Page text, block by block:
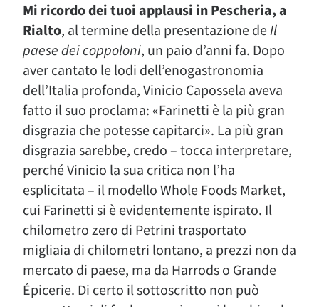
Mi ricordo dei tuoi applausi in Pescheria, a
Rialto, al termine della presentazione deIl
paese dei coppoloni, un paio d’anni fa. Dopo
aver cantato le lodi dell’enogastronomia
dell’Italia profonda, Vinicio Capossela aveva
fatto il suo proclama: «Farinetti è la più gran
disgrazia che potesse capitarci». La più gran
disgrazia sarebbe, credo – tocca interpretare,
perché Vinicio la sua critica non l’ha
esplicitata – il modello Whole Foods Market,
cui Farinetti si è evidentemente ispirato. Il
chilometro zero di Petrini trasportato
migliaia di chilometri lontano, a prezzi non da
mercato di paese, ma da Harrods o Grande
Épicerie. Di certo il sottoscritto non può